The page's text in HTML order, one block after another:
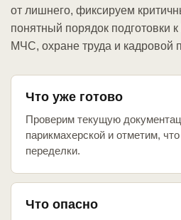
от лишнего, фиксируем
понятный порядок подготовки
МЧС, охране труда и кадровой
Что уже готово
Проверим текущую
парикмахерской и отметим,
переделки.
Что опасно